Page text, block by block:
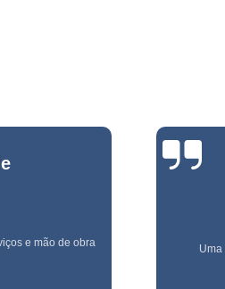
Serviço de
limpeza
Recomendo!